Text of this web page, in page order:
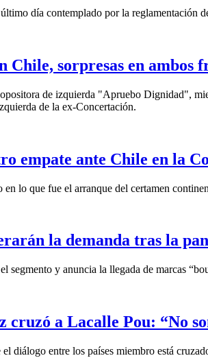
día contemplado por la reglamentación
Chile, sorpresas en ambos
de izquierda "Apruebo Dignidad",
de la ex-Concertación.
empate ante Chile en la
lo que fue el arranque del certamen
la demanda tras la
y anuncia la llegada de marcas
a Lacalle Pou: “No
diálogo entre los países miembro está